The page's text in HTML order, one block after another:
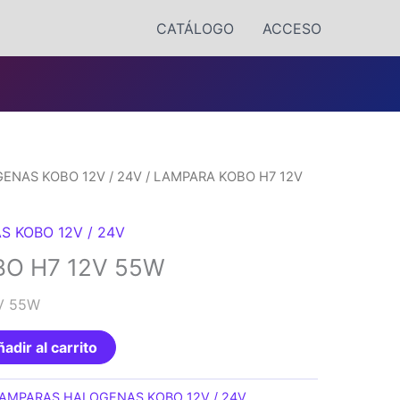
CATÁLOGO ACCESO
KOBO 12V / 24V / LAMPARA KOBO H7 12V
KOBO 12V / 24V
H7 12V 55W
55W
al carrito
HALOGENAS KOBO 12V / 24V